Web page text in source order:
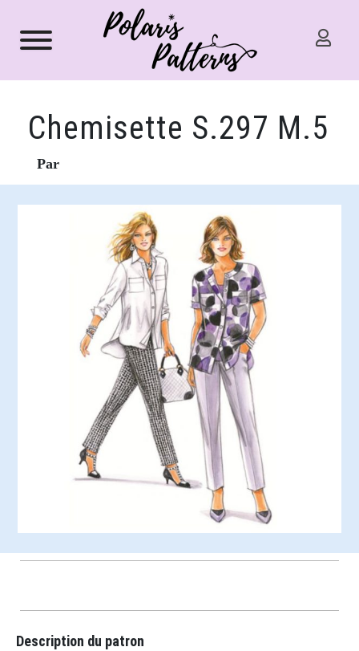
Chemisette S.297 M.5
Par
Description du patron